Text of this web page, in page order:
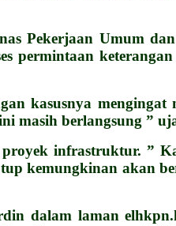
Pekerjaan Umum
permintaan
kasusnya mengingat
masih berlangsung ”
infrastruktur. ”
kemungkinan akan
dalam laman